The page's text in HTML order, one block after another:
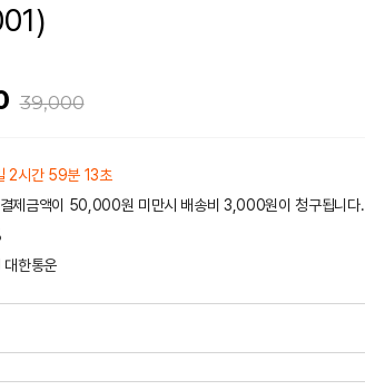
39,000
2시간 59분 13초
제금액이 50,000원 미만시 배송비 3,000원이 청구됩니다.
대한통운